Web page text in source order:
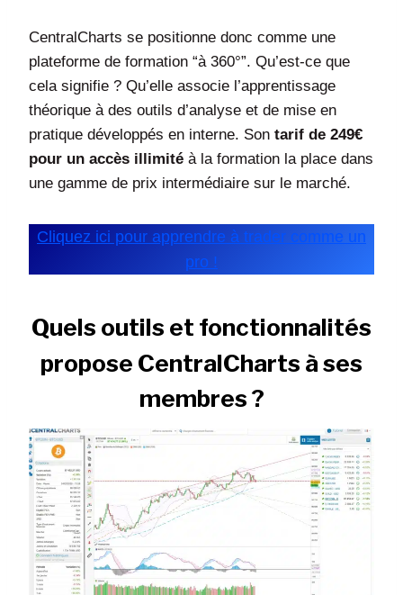
CentralCharts se positionne donc comme une
plateforme de formation “à 360°”. Qu’est-ce que
cela signifie ? Qu’elle associe l’apprentissage
théorique à des outils d’analyse et de mise en
pratique développés en interne. Son tarif de 249€
pour un accès illimité à la formation la place dans
une gamme de prix intermédiaire sur le marché.
Cliquez ici pour apprendre à trader comme un
pro !
Quels outils et fonctionnalités
propose CentralCharts à ses
membres ?